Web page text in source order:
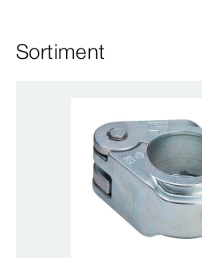
Sortiment